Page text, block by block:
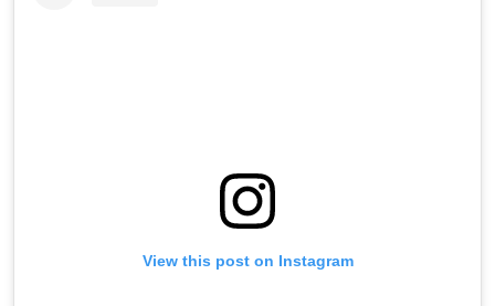
View this post on Instagram